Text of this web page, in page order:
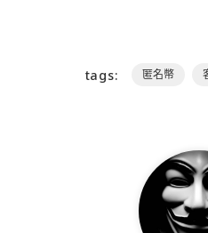
tags: 匿名幣